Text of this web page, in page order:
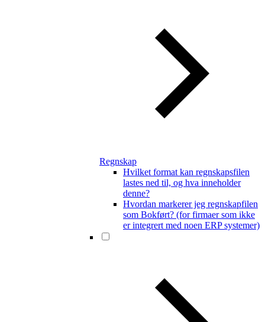
Regnskap
Hvilket format kan regnskapsfilen
lastes ned til, og hva inneholder
denne?
Hvordan markerer jeg regnskapfilen
som Bokført? (for firmaer som ikke
er integrert med noen ERP systemer)